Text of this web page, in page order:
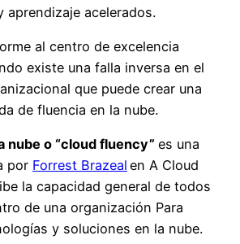
aprendizaje acelerados.
al centro de excelencia
existe una falla inversa en el
que puede crear una
de fluencia en la nube.
nube o “cloud fluency” es una
por Forrest Brazeal en A Cloud
la capacidad general de todos
de una organización Para
y soluciones en la nube.